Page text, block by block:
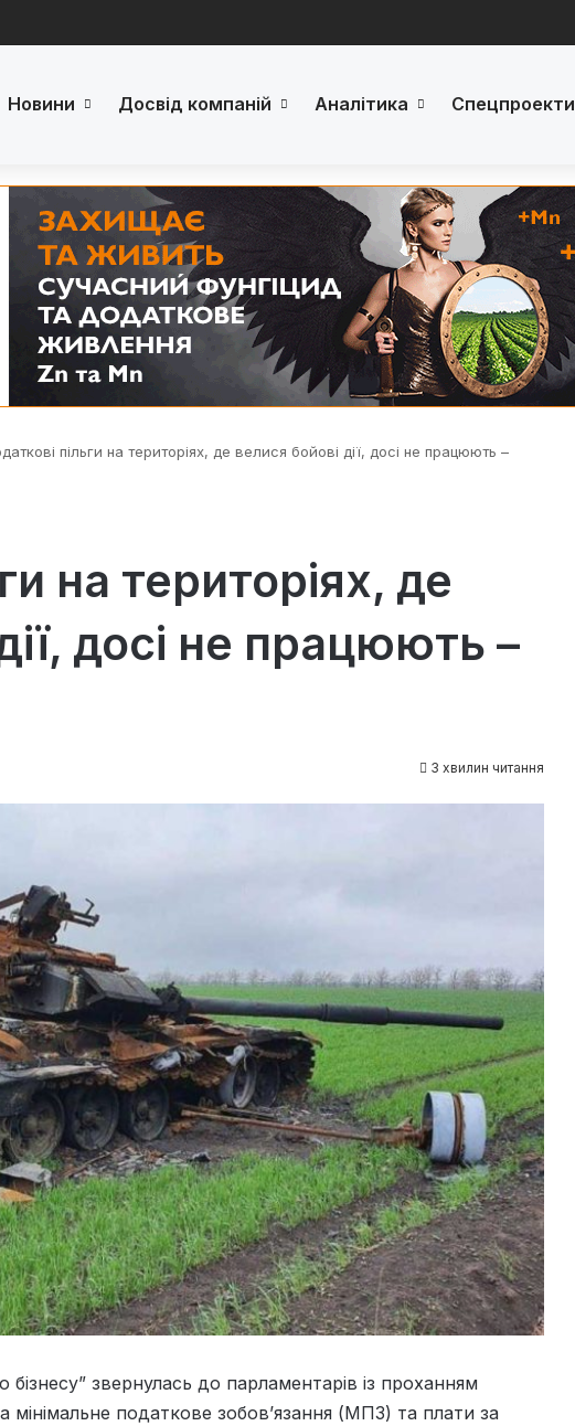
Новини Досвід компаній Аналітика Спецпроекти
пільги на територіях, де велися бойові дії, досі не працюють –
на територіях, де
досі не працюють –
3 хвилин читання
бізнесу” звернулась до парламентарів із проханням
мінімальне податкове зобов’язання (МПЗ) та плати за